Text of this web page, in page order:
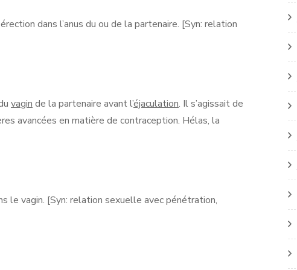
dans l’anus du ou de la partenaire. [Syn: relation
vagin de la partenaire avant l’éjaculation. Il s’agissait de
avancées en matière de contraception. Hélas, la
le vagin. [Syn: relation sexuelle avec pénétration,